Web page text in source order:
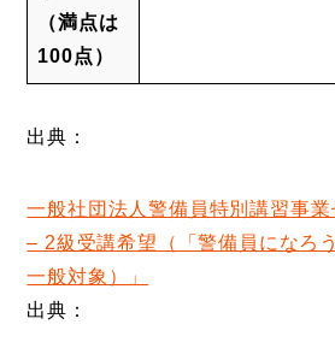
（満点は
100点）
出典：
一般社団法人警備員特別講習事
– 2級受講希望（「警備員になろ
一般対象）」
出典：